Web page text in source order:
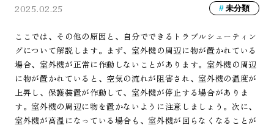
2025.02.25 未分類
ここでは、その他の原因と、自分でできるトラブルシューティン
グについて解説します。まず、室外機の周辺に物が置かれている
場合、室外機が正常に作動しないことがあります。室外機の周辺
に物が置かれていると、空気の流れが阻害され、室外機の温度が
上昇し、保護装置が作動して、室外機が停止する場合がありま
す。室外機の周辺に物を置かないように注意しましょう。次に、
室外機が高温になっている場合も、室外機が回らなくなることが